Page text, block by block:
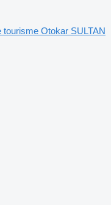
tourisme Otokar SULTAN